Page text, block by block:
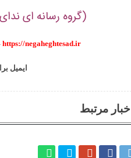
(گروه رسانه ای
https://negaheghtesad.ir
:ایمیل
اخبار مرتبط